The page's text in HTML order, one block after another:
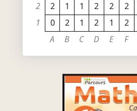
2
2 1 1 2 2 2
1
0 2 1 2 1 2
A
B C D E F